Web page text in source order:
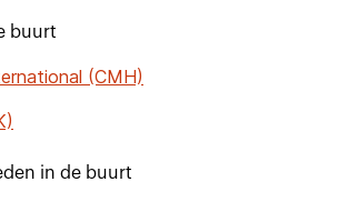
buurt
(CMH)
in de buurt